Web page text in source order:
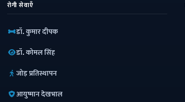
रोगी सेवाएँ
डॉ. कुमार दीपक
डॉ. कोमल सिंह
जोड़ प्रतिस्थापन
आयुष्मान देखभाल